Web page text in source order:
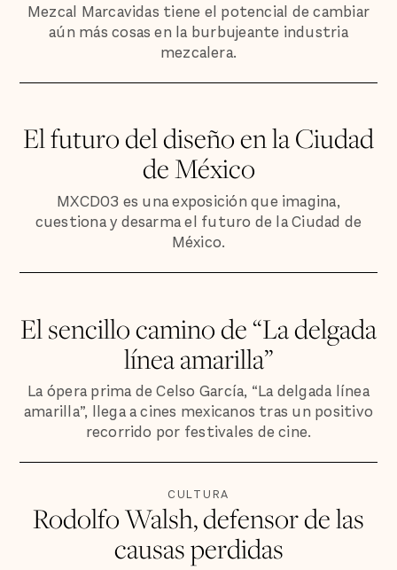
Mezcal Marcavidas tiene el potencial de cambiar
aún más cosas en la burbujeante industria
mezcalera.
El futuro del diseño en la Ciudad
de México
MXCD03 es una exposición que imagina,
cuestiona y desarma el futuro de la Ciudad de
México.
El sencillo camino de “La delgada
línea amarilla”
La ópera prima de Celso García, “La delgada línea
amarilla”, llega a cines mexicanos tras un positivo
recorrido por festivales de cine.
CULTURA
Rodolfo Walsh, defensor de las
causas perdidas